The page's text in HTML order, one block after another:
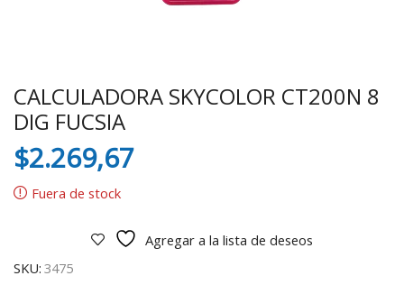
CALCULADORA SKYCOLOR CT200N 8
DIG FUCSIA
$2.269,67
Fuera de stock
Agregar a la lista de deseos
SKU: 3475